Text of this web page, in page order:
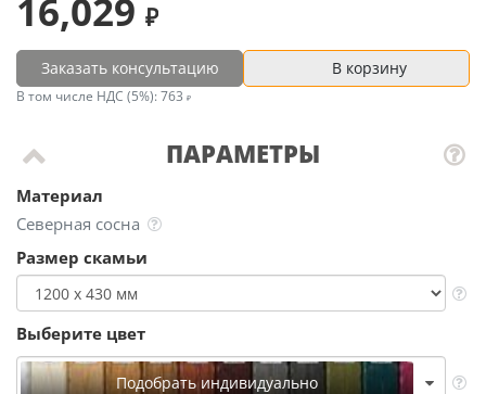
ПАРАМЕТРЫ
Материал
Северная сосна
Размер скамьи
Выберите цвет
Подобрать индивидуально
16,029
Заказать консультацию В корзину
В том числе НДС (5%): 763